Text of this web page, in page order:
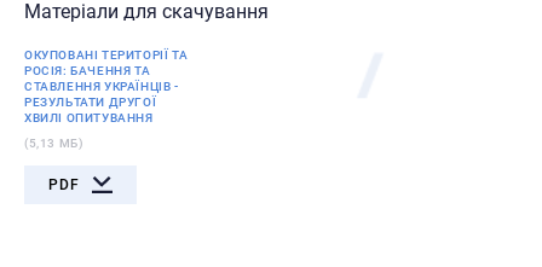
Матеріали для скачування
ОКУПОВАНІ ТЕРИТОРІЇ ТА
РОСІЯ: БАЧЕННЯ ТА
СТАВЛЕННЯ УКРАЇНЦІВ -
РЕЗУЛЬТАТИ ДРУГОЇ
ХВИЛІ ОПИТУВАННЯ
(5,13 МБ)
PDF